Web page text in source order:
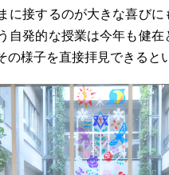
に接するのが大きな喜び
自発的な授業は今年も健
様子を直接拝見できると